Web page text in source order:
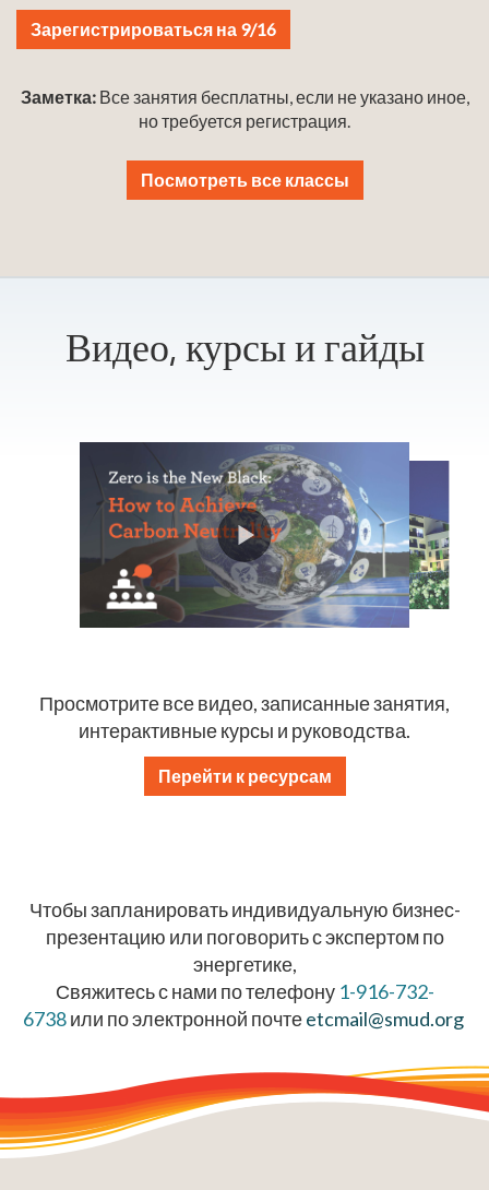
Зарегистрироваться на 9/16
Заметка:Все занятия бесплатны, если не указано иное,
но требуется регистрация.
Посмотреть все классы
Видео, курсы и гайды
Просмотрите все видео, записанные занятия,
интерактивные курсы и руководства.
Перейти к ресурсам
Чтобы запланировать индивидуальную бизнес-
презентацию или поговорить с экспертом по
энергетике,
Свяжитесь с нами по телефону 1-916-732-
6738или по электронной почтеetcmail@smud.org